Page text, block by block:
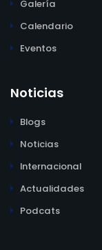
Galería
Calendario
Eventos
Noticias
Blogs
Noticias
Internacional
Actualidades
Podcats